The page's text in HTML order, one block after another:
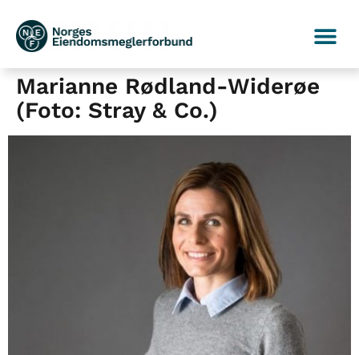
Marianne Rødland-Widerøe
(Foto: Stray & Co.)